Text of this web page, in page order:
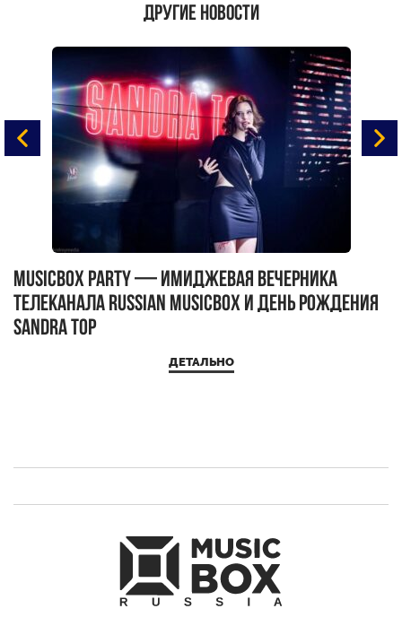
Другие новости
MUSICBOX PARTY — имиджевая вечерника
телеканала RUSSIAN MUSICBOX и день рождения
Sandra Top
ДЕТАЛЬНО